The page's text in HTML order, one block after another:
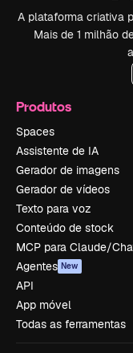
A plataforma criativa
Mais de 1 milhão
Produtos
Spaces
Assistente de IA
Gerador de imagens
Gerador de vídeos
Texto para voz
Conteúdo de stock
MCP para Claude/
Agentes New
API
App móvel
Todas as ferramentas